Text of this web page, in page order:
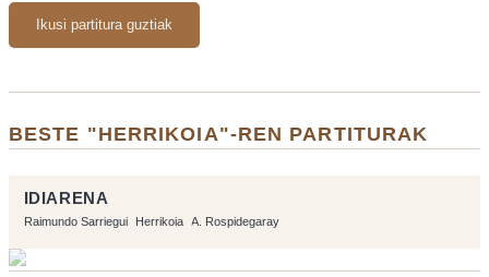
Ikusi partitura guztiak
BESTE "HERRIKOIA"-REN PARTITURAK
IDIARENA
Raimundo Sarriegui Herrikoia A. Rospidegaray